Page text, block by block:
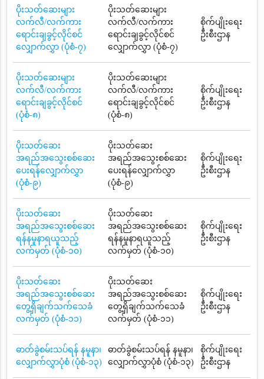
ပိုးသတ်ဆေးများ
လက်လီ/လက်ကား
ရောင်းချခွင့်လိုင်စင်
လျှောက်လွှာ (ပုံစံ-၇)
ပိုးသတ်ဆေးများ
လက်လီ/လက်ကား
ရောင်းချခွင့်လိုင်စင်
လျှောက်လွှာ (ပုံစံ-၇)
စိုက်ပျိုးရေး
ဦးစီးဌာန
ပိုးသတ်ဆေးများ
လက်လီ/လက်ကား
ရောင်းချခွင့်လိုင်စင်
(ပုံစံ-၈)
ပိုးသတ်ဆေးများ
လက်လီ/လက်ကား
ရောင်းချခွင့်လိုင်စင်
(ပုံစံ-၈)
စိုက်ပျိုးရေး
ဦးစီးဌာန
ပိုးသတ်ဆေး
အရည်အသွေးစစ်ဆေး
ပေးရန်လျှောက်လွှာ
(ပုံစံ-၉)
ပိုးသတ်ဆေး
အရည်အသွေးစစ်ဆေး
ပေးရန်လျှောက်လွှာ
(ပုံစံ-၉)
စိုက်ပျိုးရေး
ဦးစီးဌာန
ပိုးသတ်ဆေး
အရည်အသွေးစစ်ဆေး
ရန်နမူနာရယူသည့်
လက်မှတ် (ပုံစံ-၁၀)
ပိုးသတ်ဆေး
အရည်အသွေးစစ်ဆေး
ရန်နမူနာရယူသည့်
လက်မှတ် (ပုံစံ-၁၀)
စိုက်ပျိုးရေး
ဦးစီးဌာန
ပိုးသတ်ဆေး
အရည်အသွေးစစ်ဆေး
တွေ့ရှိချက်သက်သေခံ
လက်မှတ် (ပုံစံ-၁၁)
ပိုးသတ်ဆေး
အရည်အသွေးစစ်ဆေး
တွေ့ရှိချက်သက်သေခံ
လက်မှတ် (ပုံစံ-၁၁)
စိုက်ပျိုးရေး
ဦးစီးဌာန
ဓာတ်ခွဲစမ်းသပ်ရန် နမူနာ၊
လျှောက်လွှာပုံစံ (ပုံစံ-၁၃)
ဓာတ်ခွဲစမ်းသပ်ရန် နမူနာ၊
လျှောက်လွှာပုံစံ (ပုံစံ-၁၃)
စိုက်ပျိုးရေး
ဦးစီးဌာန